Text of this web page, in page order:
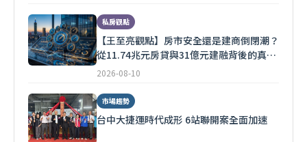
私房觀點
【王至亮觀點】房市安全還是建商倒閉潮？
從11.74兆元房貸與31億元建融背後的真實
風險
2026-08-10
市場趨勢
台中大捷運時代成形 6站聯開案全面加速